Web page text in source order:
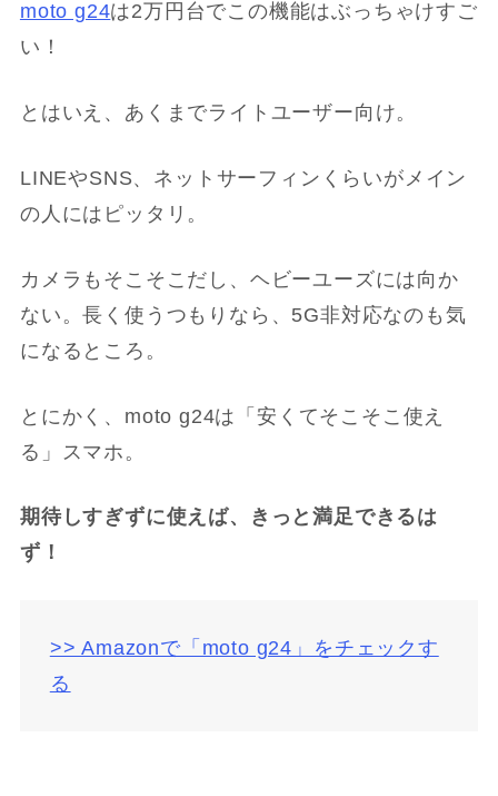
moto g24は2万円台でこの機能はぶっちゃけすご
い！
とはいえ、あくまでライトユーザー向け。
LINEやSNS、ネットサーフィンくらいがメイン
の人にはピッタリ。
カメラもそこそこだし、ヘビーユーズには向か
ない。長く使うつもりなら、5G非対応なのも気
になるところ。
とにかく、moto g24は「安くてそこそこ使え
る」スマホ。
期待しすぎずに使えば、きっと満足できるは
ず！
>> Amazonで「moto g24」をチェックす
る